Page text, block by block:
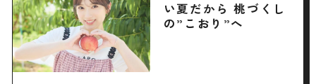
い夏だから 桃づくし
の”こおり”へ